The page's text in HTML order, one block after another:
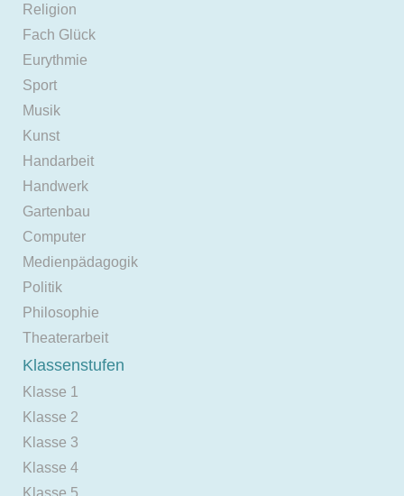
Religion
Fach Glück
Eurythmie
Sport
Musik
Kunst
Handarbeit
Handwerk
Gartenbau
Computer
Medienpädagogik
Politik
Philosophie
Theaterarbeit
Klassenstufen
Klasse 1
Klasse 2
Klasse 3
Klasse 4
Klasse 5